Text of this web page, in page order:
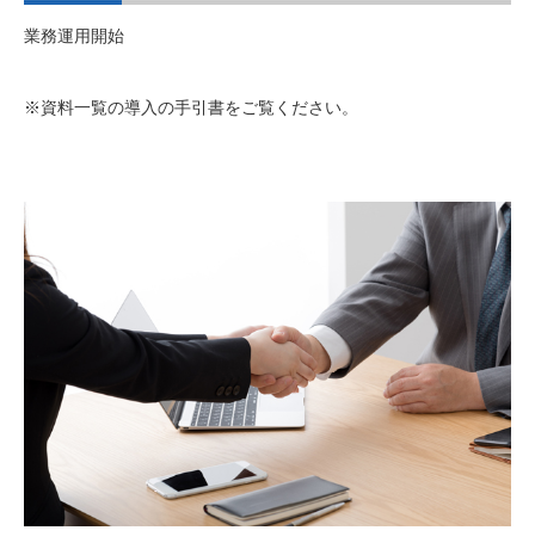
業務運用開始
※資料一覧の導入の手引書をご覧ください。